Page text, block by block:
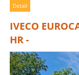
Detail
IVECO
HR -